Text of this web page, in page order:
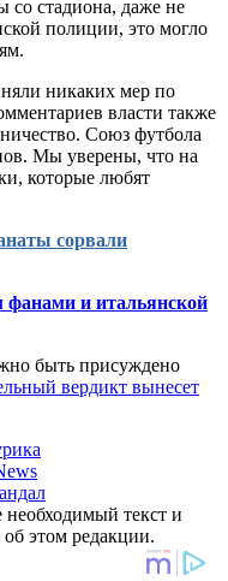
со стадиона, даже не
полиции, это могло
никаких мер по
власти также
Союз футбола
Мы уверены, что на
которые любят
сорвали
и итальянской
быть присуждено
вердикт вынесет
текст и
этом редакции.